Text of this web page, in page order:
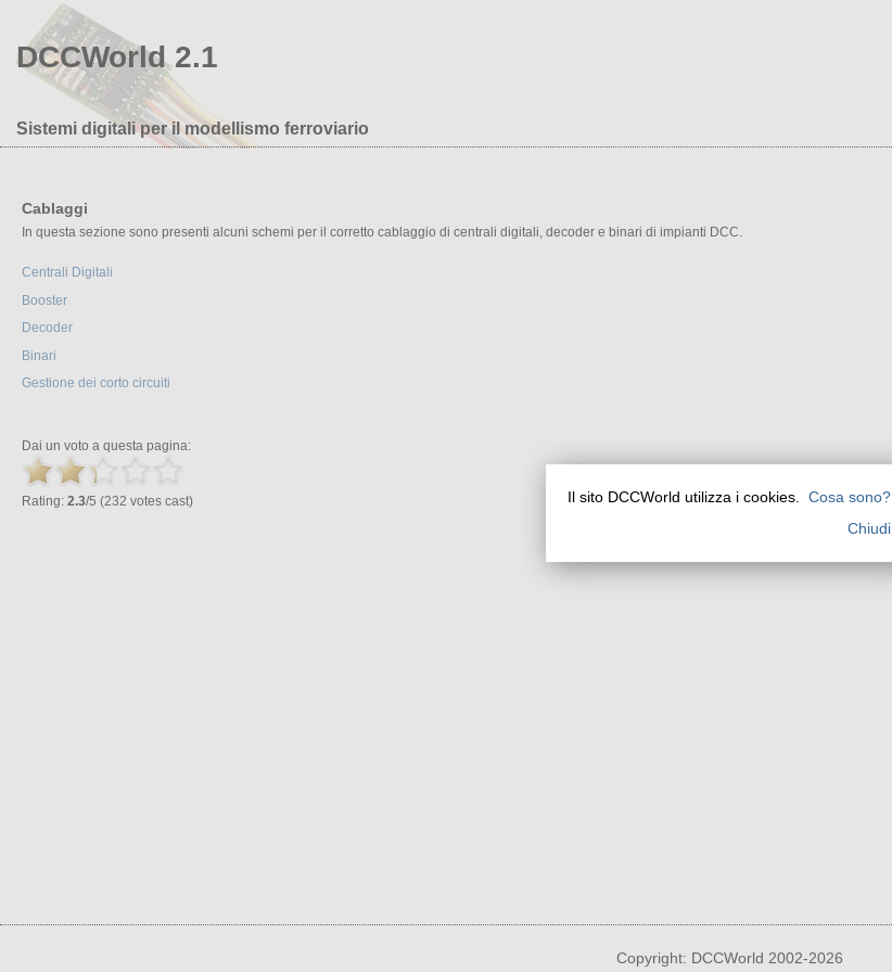
DCCWorld 2.1
Sistemi digitali per il modellismo ferroviario
Cablaggi
In questa sezione sono presenti alcuni schemi per il corretto cablaggio di centrali digitali, decoder e binari di impianti DCC.
Centrali Digitali
Booster
Decoder
Binari
Gestione dei corto circuiti
Dai un voto a questa pagina:
Rating: 2.3/5 (232 votes cast)
Copyright: DCCWorld 2002-2026
Il sito DCCWorld utilizza i cookies.
Cosa sono?
Chiudi